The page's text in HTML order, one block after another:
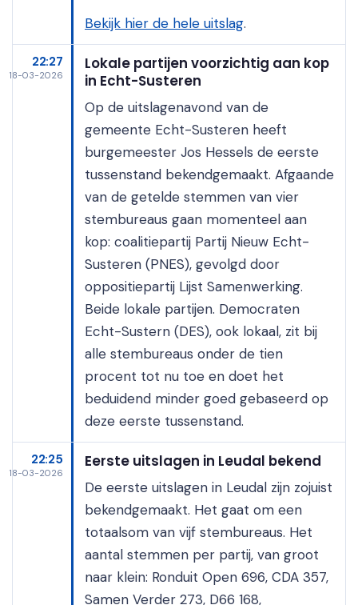
Bekijk hier de hele uitslag.
22:27
18-03-2026
Lokale partijen voorzichtig aan kop
in Echt-Susteren
Op de uitslagenavond van de
gemeente Echt-Susteren heeft
burgemeester Jos Hessels de eerste
tussenstand bekendgemaakt. Afgaande
van de getelde stemmen van vier
stembureaus gaan momenteel aan
kop: coalitiepartij Partij Nieuw Echt-
Susteren (PNES), gevolgd door
oppositiepartij Lijst Samenwerking.
Beide lokale partijen. Democraten
Echt-Sustern (DES), ook lokaal, zit bij
alle stembureaus onder de tien
procent tot nu toe en doet het
beduidend minder goed gebaseerd op
deze eerste tussenstand.
22:25
18-03-2026
Eerste uitslagen in Leudal bekend
De eerste uitslagen in Leudal zijn zojuist
bekendgemaakt. Het gaat om een
totaalsom van vijf stembureaus. Het
aantal stemmen per partij, van groot
naar klein: Ronduit Open 696, CDA 357,
Samen Verder 273, D66 168,